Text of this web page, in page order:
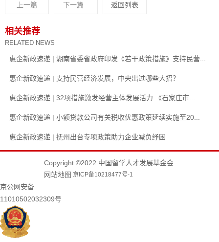
上一篇 下一篇 返回列表
相关推荐
RELATED NEWS
惠企新政速递 | 湖南省委省政府印发《若干政策措施》支持民营...
惠企新政速递 | 支持民营经济发展，中央出过哪些大招？
惠企新政速递 | 32项措施激发经营主体发展活力 《石家庄市...
惠企新政速递 | 小额贷款公司有关税收优惠政策延续实施至20...
惠企新政速递 | 抚州出台专项政策助力企业减负纾困
Copyright ©2022 中国留学人才发展基金会
网站地图 京ICP备10218477号-1
京公网安备
11010502032309号